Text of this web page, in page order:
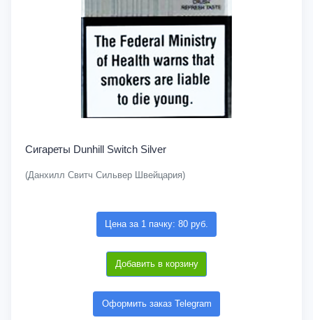
Сигареты Dunhill Switch Silver
(Данхилл Свитч Сильвер Швейцария)
Цена за 1 пачку: 80 руб.
Добавить в корзину
Оформить заказ Telegram